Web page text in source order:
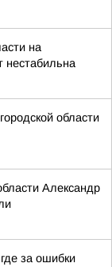
на
нестабильна
области
Александр
за ошибки